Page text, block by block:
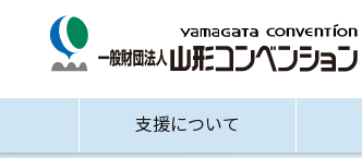
支援について